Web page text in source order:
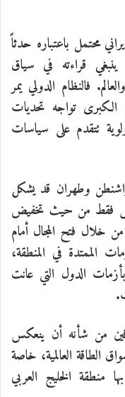
محتمل باعتباره حدثاً
قراءته في سياق
فالنظام الدولي يمر
الكبرى تواجه تحديات
تتقدم على سياسات
وطهران قد يشكل
ليس فقط من حيث تخفيض
خلال فتح المجال أمام
الممتدة في المنطقة،
الدول التي عانت
من شأنه أن ينعكس
الطاقة العالمية، خاصة
منطقة الخليج العربي